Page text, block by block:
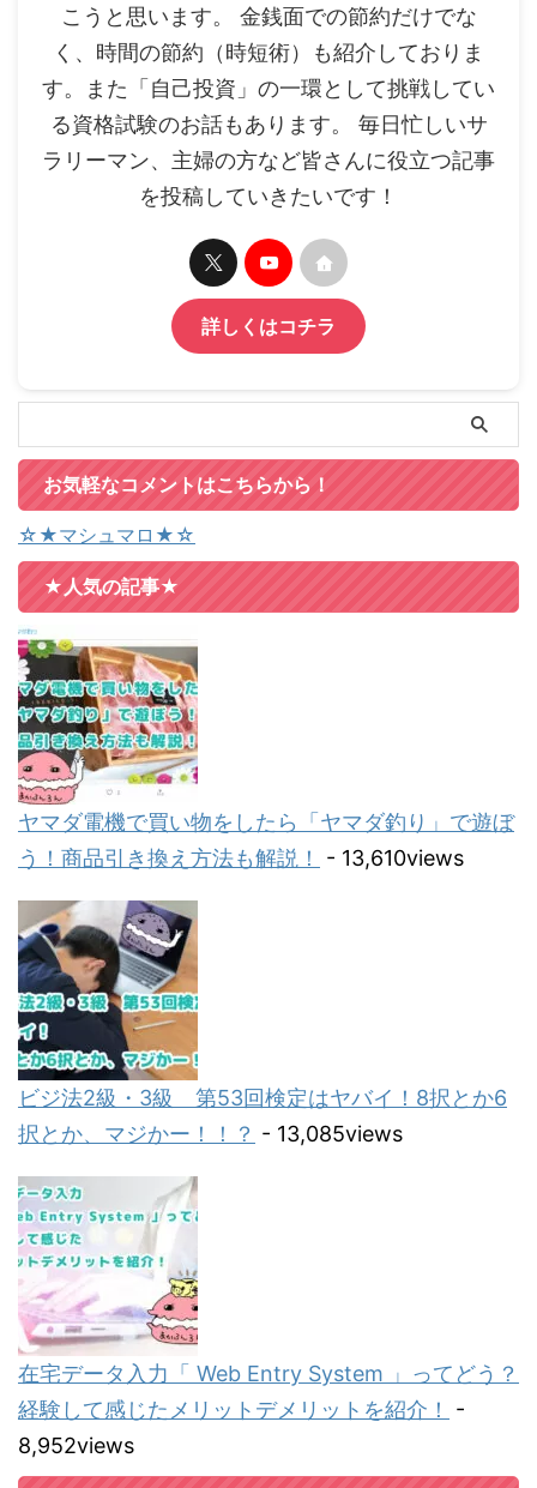
こうと思います。 金銭面での節約だけでな
く、時間の節約（時短術）も紹介しておりま
す。また「自己投資」の一環として挑戦してい
る資格試験のお話もあります。 毎日忙しいサ
ラリーマン、主婦の方など皆さんに役立つ記事
を投稿していきたいです！
詳しくはコチラ
お気軽なコメントはこちらから！
☆★マシュマロ★☆
★人気の記事★
ヤマダ電機で買い物をしたら「ヤマダ釣り」で遊ぼ
う！商品引き換え方法も解説！
- 13,610views
ビジ法2級・3級 第53回検定はヤバイ！8択とか6
択とか、マジかー！！？ - 13,085views
在宅データ入力「 Web Entry System 」ってどう？
経験して感じたメリットデメリットを紹介！
-
8,952views